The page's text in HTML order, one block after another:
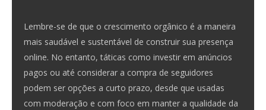
Lembre-se de que o crescimento orgânico é a maneira
mais saudável e sustentável de construir sua presença
online. No entanto, táticas como investir em anúncios
pagos ou até considerar a compra de seguidores
podem ser opções a curto prazo, desde que usadas
com moderação e com foco em manter a qualidade da